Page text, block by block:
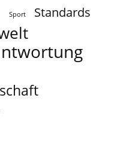
Sport Standards